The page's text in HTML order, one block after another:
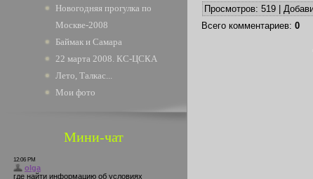
Новогодняя прогулка по
Москве-2008
Баймак и Самара
22 марта 2008. КС-ЦСКА
Лето, Талкас...
Мои фото
Мини-чат
Просмотров: 519 |
Всего комментариев: 0